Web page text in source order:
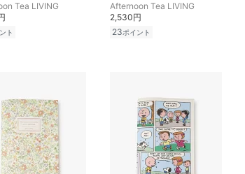
Tea LIVING
ト
Afternoon Tea LIVING
2,530円
23ポイント